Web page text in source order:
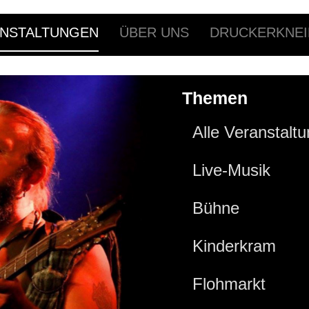
ÜBER UNS
Themen
Alle
Live-Musik
Bühne
Kinderkram
Flohmarkt